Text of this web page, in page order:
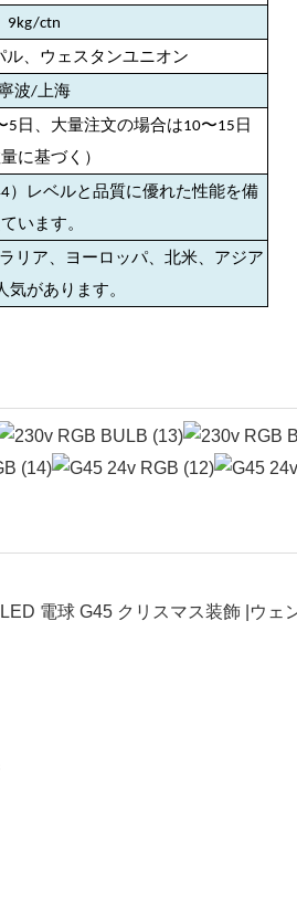
9kg/ctn
ル、ウェスタンユニオン
波/上海
日、大量注文の場合は10〜15日
量に基づく）
）レベルと品質に優れた性能を備
います。
リア、ヨーロッパ、北米、アジア
気があります。